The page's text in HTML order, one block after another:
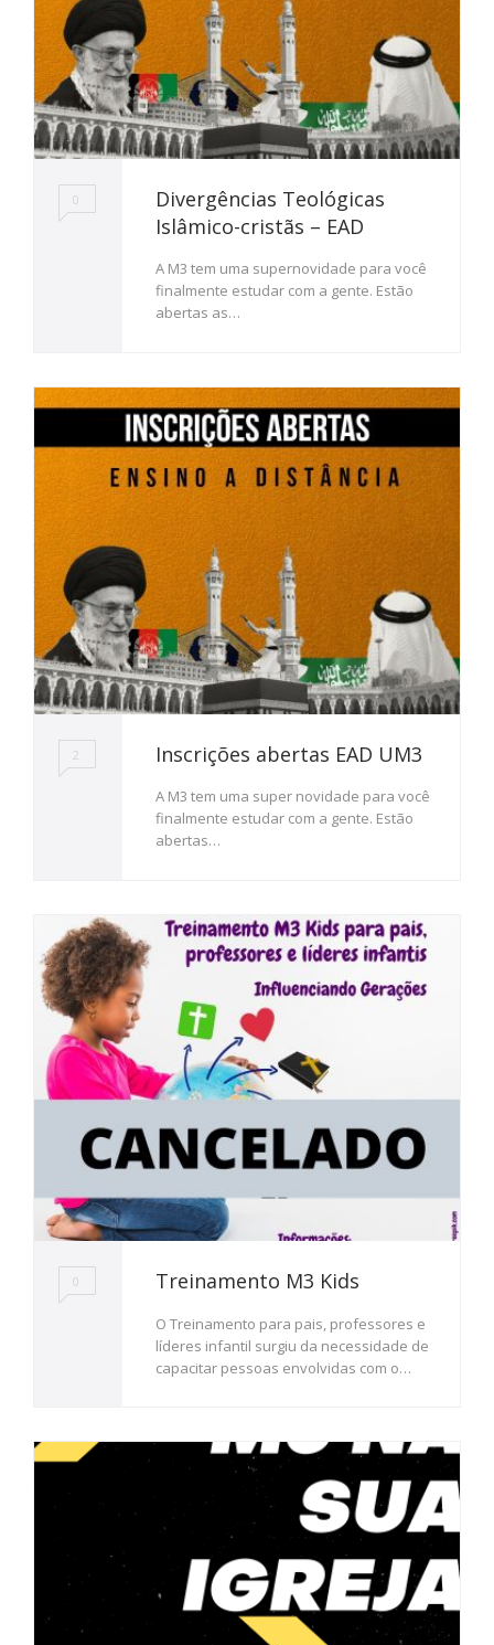
0
Divergências Teológicas
Islâmico-cristãs – EAD
A M3 tem uma supernovidade para você
finalmente estudar com a gente. Estão
abertas as…
2 Inscrições abertas EAD UM3
A M3 tem uma super novidade para você
finalmente estudar com a gente. Estão
abertas…
0 Treinamento M3 Kids
O Treinamento para pais, professores e
líderes infantil surgiu da necessidade de
capacitar pessoas envolvidas com o…